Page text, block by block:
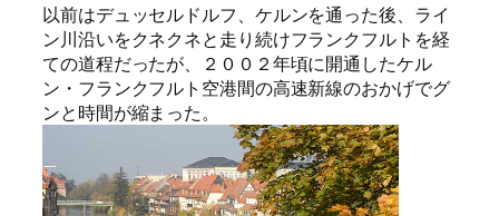
以前はデュッセルドルフ、ケルンを通った後、ライ
ン川沿いをクネクネと走り続けフランクフルトを経
ての道程だったが、２００２年頃に開通したケル
ン・フランクフルト空港間の高速新線のおかげでグ
ンと時間が縮まった。